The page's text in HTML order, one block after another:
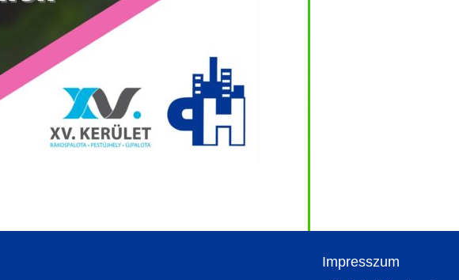
Impresszum